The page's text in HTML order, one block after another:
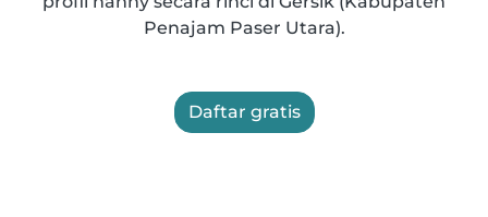
Penajam Paser Utara).
Daftar gratis